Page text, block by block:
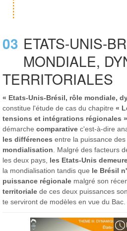
03 ETATS-UNIS-
MONDIALE,
TERRITORIALES
« Etats-Unis-Brésil, rôle mondiale,
constitue l'étude de cas du chapitre «
tensions et intégrations régionales »
démarche comparative c'est-à-dire
les différences entre la puissance
mondialisation . Malgré des facteurs
les deux pays, les Etats-Unis
la mondialisation tandis que le Brésil
puissance régionale malgré son
territoriale de ces deux puissances
te serviront de modèles en vue du Bac.